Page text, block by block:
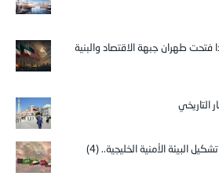
طهران جبهة الاقتصاد والبنية
التاريخي
البيئة الأمنية الخليجية.. (4)